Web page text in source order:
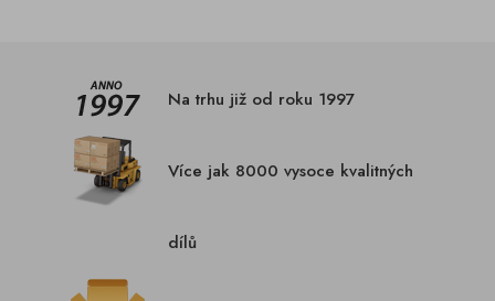
Na trhu již od roku 1997
Více jak 8000 vysoce kvalitných
dílů